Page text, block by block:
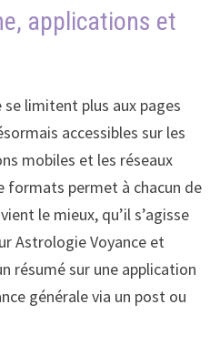
applications et
limitent plus aux pages
accessibles sur les
mobiles et les réseaux
formats permet à chacun de
le mieux, qu’il s’agisse
Astrologie Voyance et
résumé sur une application
générale via un post ou